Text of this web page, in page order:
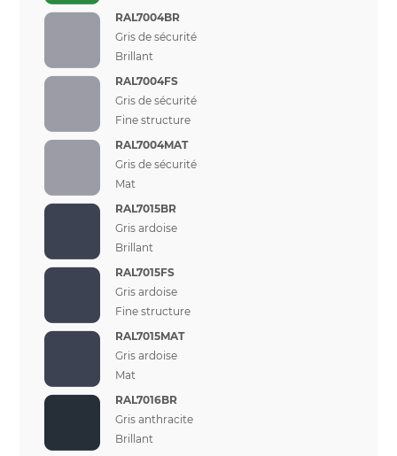
RAL7004BR
Gris de sécurité
Brillant
RAL7004FS
Gris de sécurité
Fine structure
RAL7004MAT
Gris de sécurité
Mat
RAL7015BR
Gris ardoise
Brillant
RAL7015FS
Gris ardoise
Fine structure
RAL7015MAT
Gris ardoise
Mat
RAL7016BR
Gris anthracite
Brillant